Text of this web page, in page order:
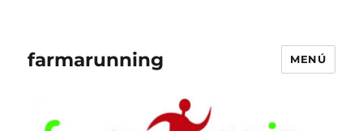
farmarunning MENÚ